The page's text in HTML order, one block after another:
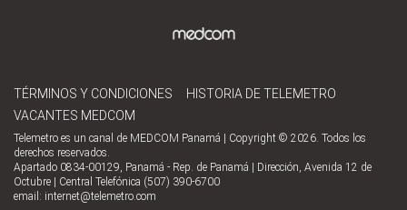
TÉRMINOS Y CONDICIONES
HISTORIA DE TELEMETRO
VACANTES MEDCOM
Telemetro es un canal de MEDCOM Panamá | Copyright © 2026. Todos los
derechos reservados.
Apartado 0834-00129, Panamá - Rep. de Panamá | Dirección, Avenida 12 de
Octubre | Central Telefónica (507) 390-6700
email: internet@telemetro.com